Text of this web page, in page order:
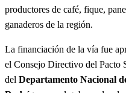
productores de café, fique,
ganaderos de la región.
La financiación de la vía fue
el Consejo Directivo del Pacto
del Departamento Nacional